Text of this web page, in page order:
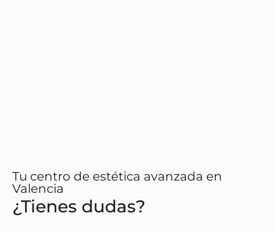
Tu centro de estética avanzada en
Valencia
¿Tienes dudas?